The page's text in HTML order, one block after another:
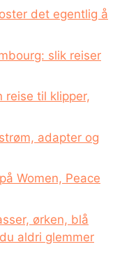
det egentlig å
slik reiser
reise til klipper,
adapter og
Women, Peace
ørken, blå
aldri glemmer